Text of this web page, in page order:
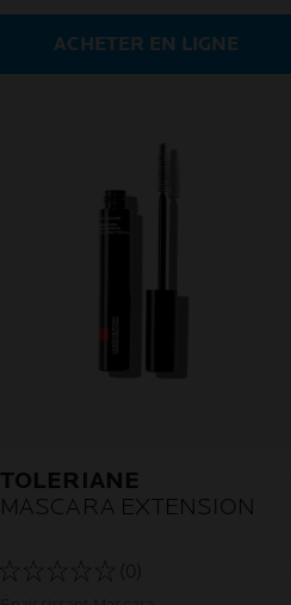
ACHETER EN LIGNE
TOLERIANE
MASCARA EXTENSION
(0)